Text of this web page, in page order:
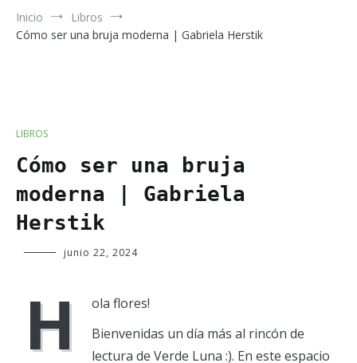
Inicio
Libros
Cómo ser una bruja moderna | Gabriela Herstik
LIBROS
Cómo ser una bruja
moderna | Gabriela
Herstik
Verde
junio 22, 2024
H
ola flores!
Bienvenidas un día más al rincón de
lectura de Verde Luna :). En este espacio